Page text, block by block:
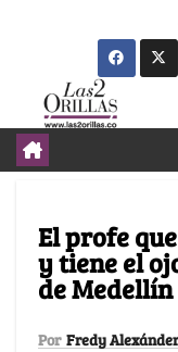
El profe
y tiene el
de Medellín
Por Fredy